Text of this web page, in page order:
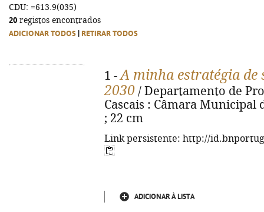
CDU: =613.9(035)
20 registos encontrados
ADICIONAR TODOS RETIRAR TODOS
1 -A minha estratégia de
2030 / Departamento de
Cascais : Câmara Municipal
; 22 cm
Link persistente: http://
ADICIONAR À LISTA